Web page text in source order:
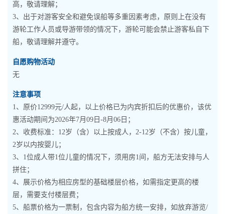
高，敬请理解；
3、出于对游客安全和避免误船等多重因素考虑，原则上在没有
游轮工作人员或导游带领的情况下，游轮可能会禁止游客私自下
船，敬请理解并遵守。
自愿购物活动
无
注意事项
1、原价12999元/人起，以上价格已为内宾折扣后的优惠价，该优
惠活动期间为2026年7月09日-8月06日；
2、收费标准：12岁（含）以上按成人，2-12岁（不含）按儿童，
2岁以内按婴儿；
3、1位成人带1位儿童的情况下，须用房1间，船方无法安排与人
拼住；
4、展示价格为相应房型的基础楼层价格，如需指定更高的楼
层，需要支付楼层费；
5、船票价格为一票制，包含内容为船方统一安排，如放弃游览/